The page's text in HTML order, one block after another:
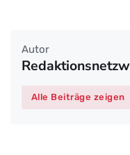
Autor
Alle Beiträge zeigen